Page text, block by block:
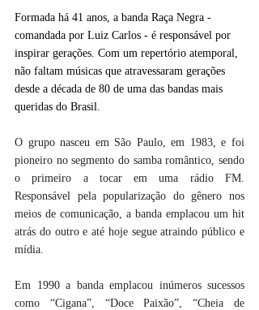
Formada há 41 anos, a banda Raça Negra -
comandada por Luiz Carlos - é responsável por
inspirar gerações. Com um repertório atemporal,
não faltam músicas que atravessaram gerações
desde a década de 80 de uma das bandas mais
queridas do Brasil.
O grupo nasceu em São Paulo, em 1983, e foi
pioneiro no segmento do samba romântico, sendo
o primeiro a tocar em uma rádio FM.
Responsável pela popularização do gênero nos
meios de comunicação, a banda emplacou um hit
atrás do outro e até hoje segue atraindo público e
mídia.
Em 1990 a banda emplacou inúmeros sucessos
como “Cigana”, “Doce Paixão”, “Cheia de